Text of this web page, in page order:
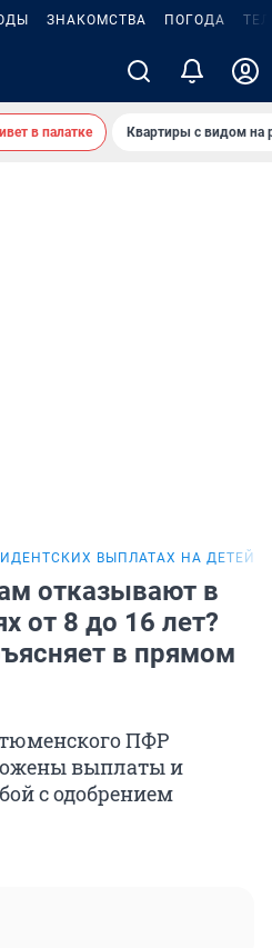
ЗНАКОМСТВА ПОГОДА
в палатке Квартиры с видом на
ВЫПЛАТАХ НА ДЕТЕЙ
отказывают в
от 8 до 16 лет?
в прямом
ПФР
выплаты и
с одобрением